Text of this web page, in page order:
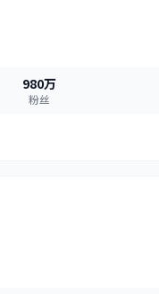
980万
粉丝